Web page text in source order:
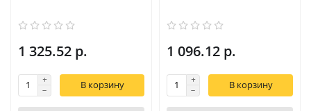
1 325.52 р.
В корзину
1 096.12 р.
В корзину